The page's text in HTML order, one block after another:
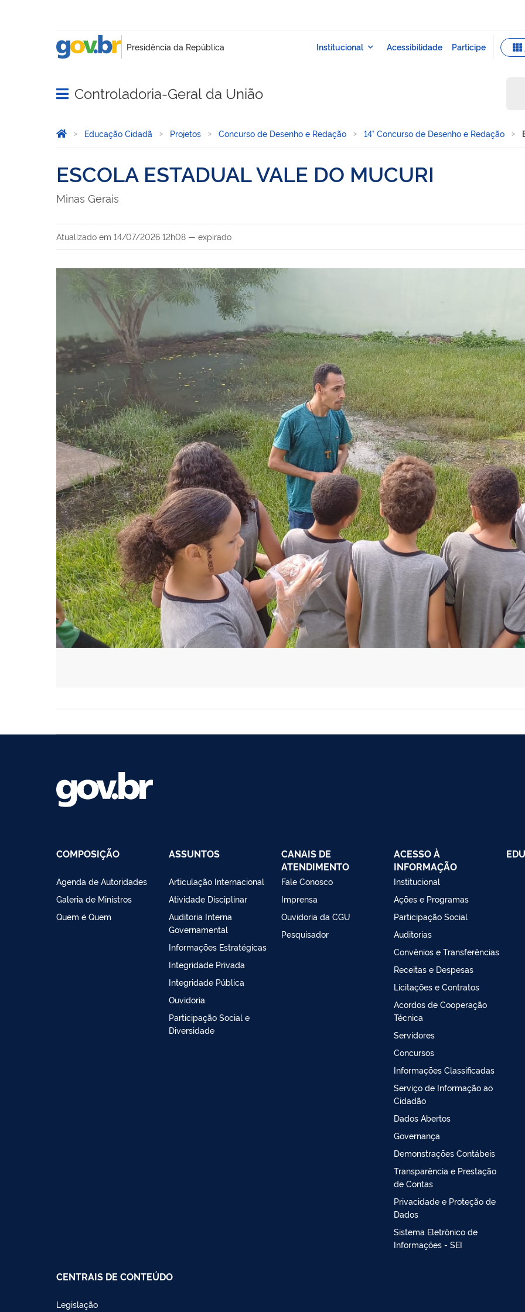
Abrir menu principal de navegação
Controladoria-Geral da União
Você está aqui:
Página Inicial
Educação Cidadã Projetos Concurso de Desenho e Redação 14° Concurso de Desenho e Redação
ESCOLA ESTADUAL VALE DO MUCURI
Minas Gerais
Atualizado em 14/07/2026 12h08 — expirado
COMPOSIÇÃO
Agenda de Autoridades
Galeria de Ministros
Quem é Quem
ASSUNTOS
Articulação Internacional
Atividade Disciplinar
Auditoria Interna
Governamental
Informações Estratégicas
Integridade Privada
Integridade Pública
Ouvidoria
Participação Social e
Diversidade
CANAIS DE
ATENDIMENTO
Fale Conosco
Imprensa
Ouvidoria da CGU
Pesquisador
ACESSO À
INFORMAÇÃO
Institucional
Ações e Programas
Participação Social
Auditorias
Convênios e Transferências
Receitas e Despesas
Licitações e Contratos
Acordos de Cooperação
Técnica
Servidores
Concursos
Informações Classificadas
Serviço de Informação ao
Cidadão
Dados Abertos
Governança
Demonstrações Contábeis
Transparência e Prestação
de Contas
Privacidade e Proteção de
Dados
Sistema Eletrônico de
Informações - SEI
CENTRAIS DE CONTEÚDO
Legislação